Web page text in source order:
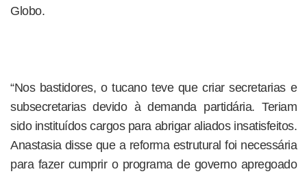
Globo.
“Nos bastidores, o tucano teve que criar secretarias e
subsecretarias devido à demanda partidária. Teriam
sido instituídos cargos para abrigar aliados insatisfeitos.
Anastasia disse que a reforma estrutural foi necessária
para fazer cumprir o programa de governo apregoado